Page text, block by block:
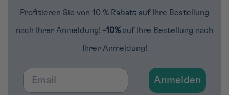
Profitieren Sie von 10 % Rabatt auf Ihre Bestellung
nach Ihrer Anmeldung! -10% auf Ihre Bestellung nach
Ihrer Anmeldung!
Email
Anmelden